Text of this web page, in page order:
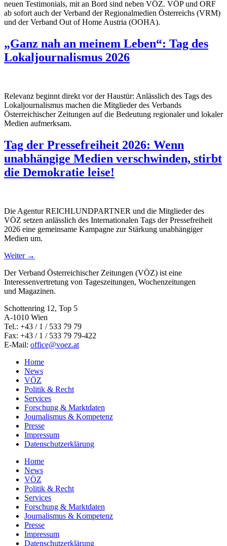
neuen Testimonials, mit an Bord sind neben VÖZ. VÖP und ORF
ab sofort auch der Verband der Regionalmedien Österreichs (VRM)
und der Verband Out of Home Austria (OOHA).
„Ganz nah an meinem Leben“: Tag des
Lokaljournalismus 2026
Relevanz beginnt direkt vor der Haustür: Anlässlich des Tags des
Lokaljournalismus machen die Mitglieder des Verbands
Österreichischer Zeitungen auf die Bedeutung regionaler und lokaler
Medien aufmerksam.
Tag der Pressefreiheit 2026: Wenn
unabhängige Medien verschwinden, stirbt
die Demokratie leise!
Die Agentur REICHLUNDPARTNER und die Mitglieder des
VÖZ setzen anlässlich des Internationalen Tags der Pressefreiheit
2026 eine gemeinsame Kampagne zur Stärkung unabhängiger
Medien um.
Weiter →
Der Verband Österreichischer Zeitungen (VÖZ) ist eine
Interessenvertretung von Tageszeitungen, Wochenzeitungen
und Magazinen.
Schottenring 12, Top 5
A-1010 Wien
Tel.: +43 / 1 / 533 79 79
Fax: +43 / 1 / 533 79 79-422
E-Mail: office@voez.at
Home
News
VÖZ
Politik & Recht
Services
Forschung & Marktdaten
Journalismus & Kompetenz
Presse
Impressum
Datenschutzerklärung
Home
News
VÖZ
Politik & Recht
Services
Forschung & Marktdaten
Journalismus & Kompetenz
Presse
Impressum
Datenschutzerklärung